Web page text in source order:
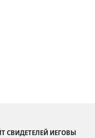
СВИДЕТЕЛЕЙ ИЕГОВЫ